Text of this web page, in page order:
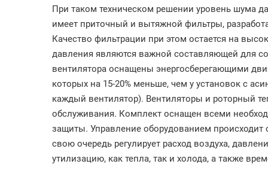
При таком техническом решении уровень шума
имеет приточный и вытяжной фильтры,
Качество фильтрации при этом остается на
давления являются важной составляющей для
вентилятора оснащены энергосберегающими
которых на 15-20% меньше, чем у установок с
каждый вентилятор). Вентиляторы и роторный
обслуживания. Комплект оснащен всеми
защиты. Управление оборудованием
свою очередь регулирует расход воздуха,
утилизацию, как тепла, так и холода, а также